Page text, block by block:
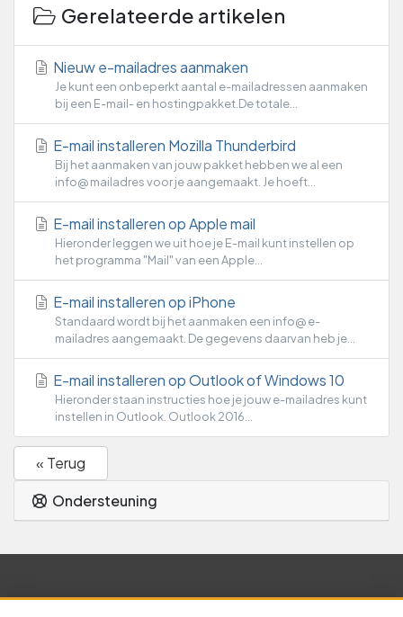
Gerelateerde artikelen
Nieuw e-mailadres aanmaken
Je kunt een onbeperkt aantal e-mailadressen aanmaken
bij een E-mail- en hostingpakket.De totale...
E-mail installeren Mozilla Thunderbird
Bij het aanmaken van jouw pakket hebben we al een
info@ mailadres voor je aangemaakt. Je hoeft...
E-mail installeren op Apple mail
Hieronder leggen we uit hoe je E-mail kunt instellen op
het programma "Mail" van een Apple...
E-mail installeren op iPhone
Standaard wordt bij het aanmaken een info@ e-
mailadres aangemaakt. De gegevens daarvan heb je...
E-mail installeren op Outlook of Windows 10
Hieronder staan instructies hoe je jouw e-mailadres kunt
instellen in Outlook. Outlook 2016...
« Terug
Ondersteuning